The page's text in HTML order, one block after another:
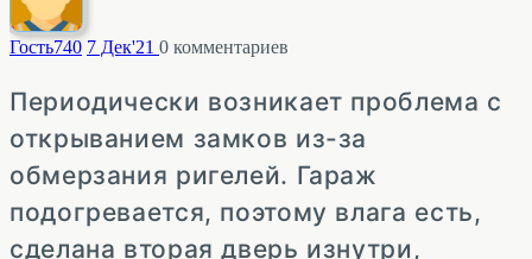
Гость740 7 Дек'21 0 комментариев
Периодически возникает проблема с
открыванием замков из-за
обмерзания ригелей. Гараж
подогревается, поэтому влага есть,
сделана вторая дверь изнутри,